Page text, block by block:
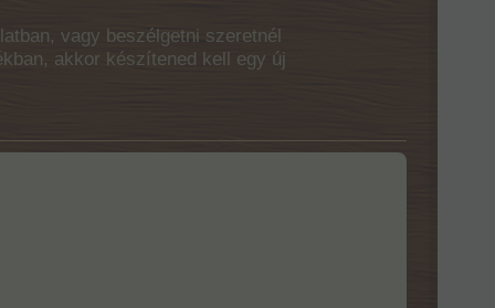
vagy beszélgetni szeretnél
akkor készítened kell egy új